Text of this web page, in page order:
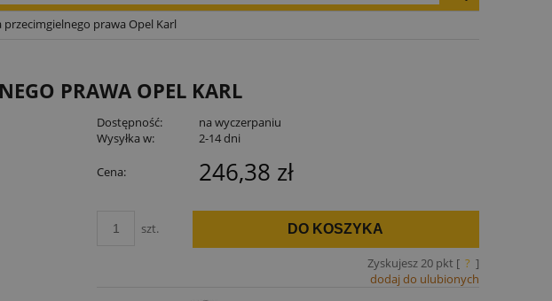
przecimgielnego prawa Opel Karl
PRAWA OPEL KARL
Dostępność:
na wyczerpaniu
Wysyłka w:
2-14 dni
Cena: 246,38 zł
szt. DO KOSZYKA
Zyskujesz20pkt [ ? ]
dodaj do ulubionych